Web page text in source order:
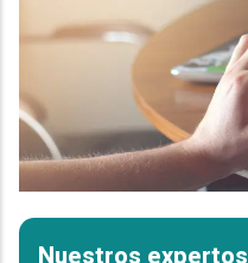
Nuestros expertos